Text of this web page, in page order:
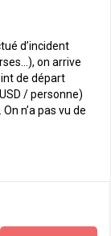
d’incident
on arrive
de départ
/ personne)
n’a pas vu de